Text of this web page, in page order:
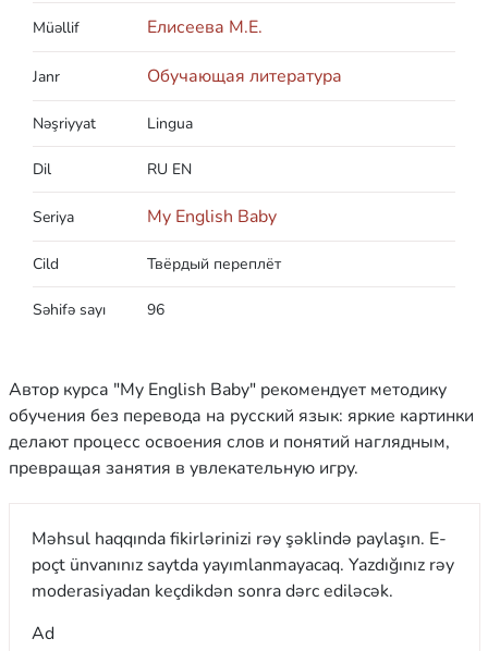
Müəllif Елисеева М.Е.
Janr Обучающая литература
Nəşriyyat Lingua
Dil RU EN
Seriya My English Baby
Cild Твёрдый переплёт
Səhifə sayı 96
Автор курса "My English Baby" рекомендует методику
обучения без перевода на русский язык: яркие картинки
делают процесс освоения слов и понятий наглядным,
превращая занятия в увлекательную игру.
Məhsul haqqında fikirlərinizi rəy şəklində paylaşın. E-
poçt ünvanınız saytda yayımlanmayacaq. Yazdığınız rəy
moderasiyadan keçdikdən sonra dərc ediləcək.
Ad